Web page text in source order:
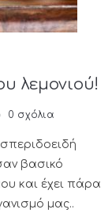
λεμονιού!
0 σχόλια
βασικό
και έχει πάρα
μας..